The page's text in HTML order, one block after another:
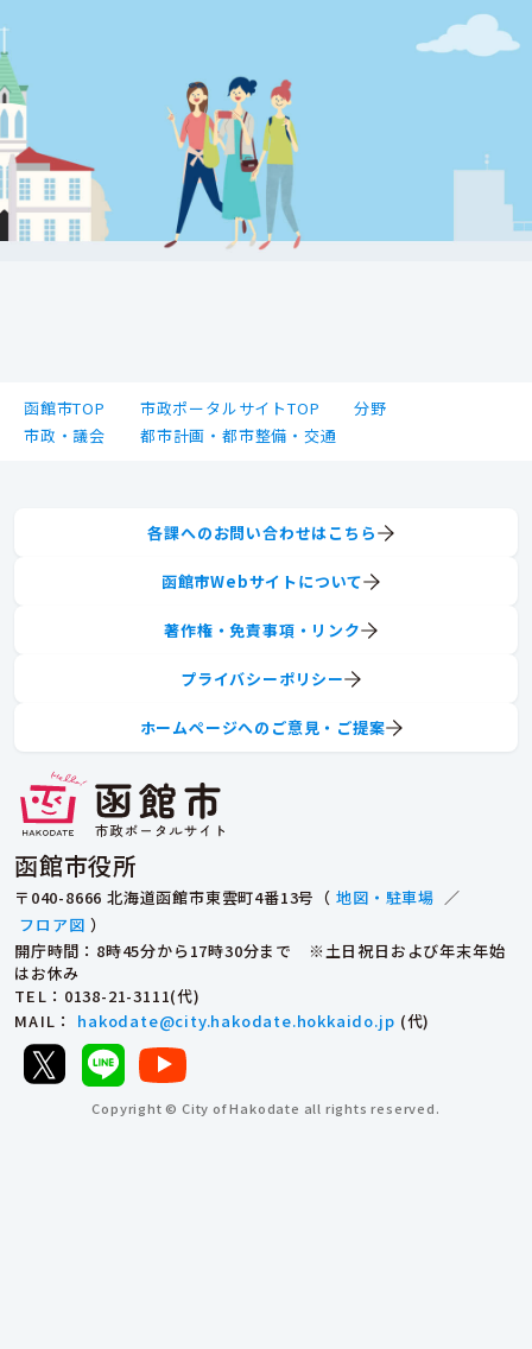
函館市TOP 市政ポータルサイトTOP
分野
市政・議会
都市計画・都市整備・交通
函館市役所
〒040-8666 北海道函館市東雲町4番13号（ 地図・駐車場 ／
フロア図 ）
開庁時間：8時45分から17時30分まで ※土日祝日および年末年始
はお休み
TEL ：0138-21-3111(代)
MAIL ： hakodate@city.hakodate.hokkaido.jp (代)
各課へのお問い合わせはこちら
函館市Webサイトについて
著作権・免責事項・リンク
プライバシーポリシー
ホームページへのご意見・ご提案
Copyright © City of Hakodate all rights reserved.